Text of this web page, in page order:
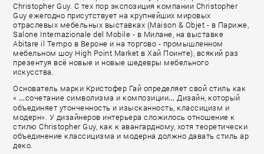
Christopher Guy. С тех пор экспозиция компании Christopher
Guy ежегодно присутствует на крупнейших мировых
отраслевых мебельных выставках (Maison & Objet - в Париже,
Salone Internazionale del Mobile - в Милане, на выставке
Abitare il Tempo в Вероне и на торгово - промышленном
мебельном шоу High Point Market в Хай Поинте), всякий раз
презентуя всё новые и новые шедевры мебельного
искусства.
Основатель марки Кристофер Гай определяет свой стиль как
« …сочетание символизма и композиции… Дизайн, который
объединяет утонченность и изысканность, классицизм и
модерн». У дизайнеров интерьера сложилось отношение к
стилю Christopher Guy, как к авангардному, хотя теоретически
объединение классицизма и модерна должно давать стиль ар
деко.